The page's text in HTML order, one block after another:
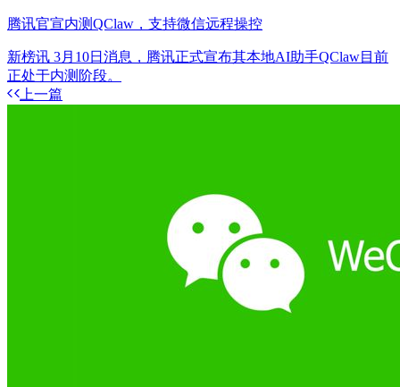
腾讯官宣内测QClaw，支持微信远程操控
新榜讯 3月10日消息，腾讯正式宣布其本地AI助手QClaw目前
正处于内测阶段。
上一篇